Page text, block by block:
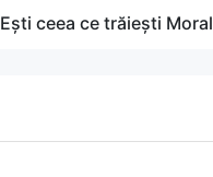
Ești ceea ce trăiești